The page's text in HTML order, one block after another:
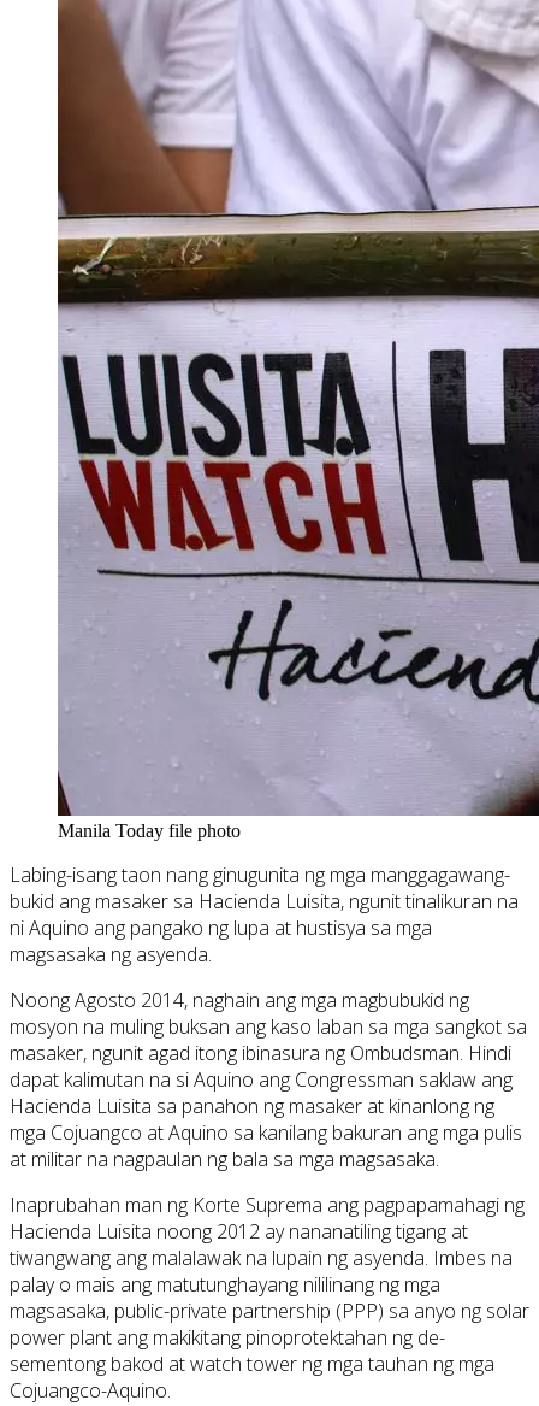
Manila Today file photo
Labing-isang taon nang ginugunita ng mga manggagawang-
bukid ang masaker sa Hacienda Luisita, ngunit tinalikuran na
ni Aquino ang pangako ng lupa at hustisya sa mga
magsasaka ng asyenda.
Noong Agosto 2014, naghain ang mga magbubukid ng
mosyon na muling buksan ang kaso laban sa mga sangkot sa
masaker, ngunit agad itong ibinasura ng Ombudsman. Hindi
dapat kalimutan na si Aquino ang Congressman saklaw ang
Hacienda Luisita sa panahon ng masaker at kinanlong ng
mga Cojuangco at Aquino sa kanilang bakuran ang mga pulis
at militar na nagpaulan ng bala sa mga magsasaka.
Inaprubahan man ng Korte Suprema ang pagpapamahagi ng
Hacienda Luisita noong 2012 ay nananatiling tigang at
tiwangwang ang malalawak na lupain ng asyenda. Imbes na
palay o mais ang matutunghayang nililinang ng mga
magsasaka, public-private partnership (PPP) sa anyo ng solar
power plant ang makikitang pinoprotektahan ng de-
sementong bakod at watch tower ng mga tauhan ng mga
Cojuangco-Aquino.